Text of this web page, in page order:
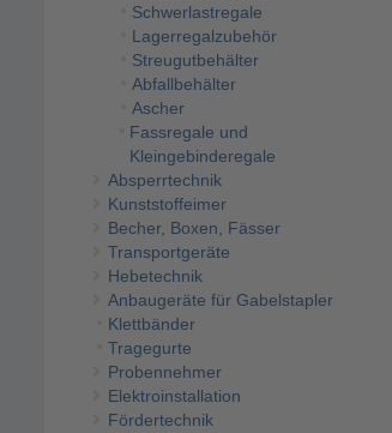
Schwerlastregale
Lagerregalzubehör
Streugutbehälter
Abfallbehälter
Ascher
Fassregale und
Kleingebinderegale
Absperrtechnik
Kunststoffeimer
Becher, Boxen, Fässer
Transportgeräte
Hebetechnik
Anbaugeräte für Gabelstapler
Klettbänder
Tragegurte
Probennehmer
Elektroinstallation
Fördertechnik